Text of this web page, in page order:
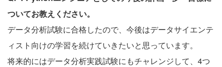
ついてお教えください。
データ分析試験に合格したので、今後はデータサイエンテ
ィスト向けの学習を続けていきたいと思っています。
将来的にはデータ分析実践試験にもチャレンジして、4つ